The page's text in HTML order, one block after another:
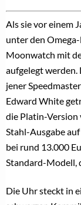
Als sie vor einem
unter den
Moonwatch mit
aufgelegt
jener
Edward White
die Platin-Version
Stahl-Ausgabe
bei rund 13.000
Standard-Modell,
Die Uhr steckt in